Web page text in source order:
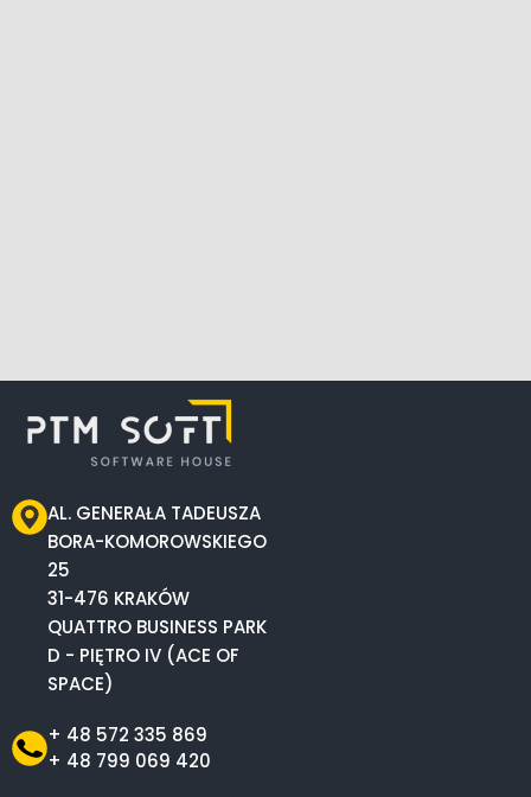
AL. GENERAŁA TADEUSZA
BORA-KOMOROWSKIEGO
25
31-476 KRAKÓW
QUATTRO BUSINESS PARK
D - PIĘTRO IV (ACE OF
SPACE)
+ 48 572 335 869
+ 48 799 069 420